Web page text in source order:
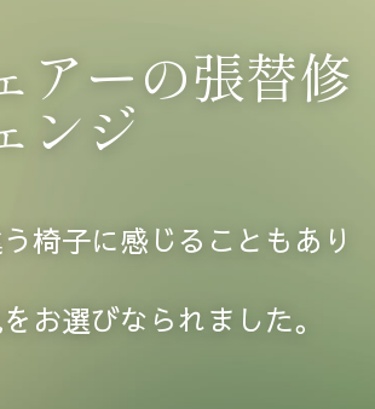
アーの張替修
ンジ
椅子に感じることもあり
お選びなられました。